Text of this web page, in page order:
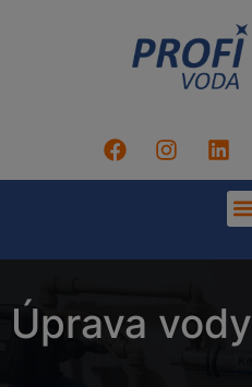
Úprava vody